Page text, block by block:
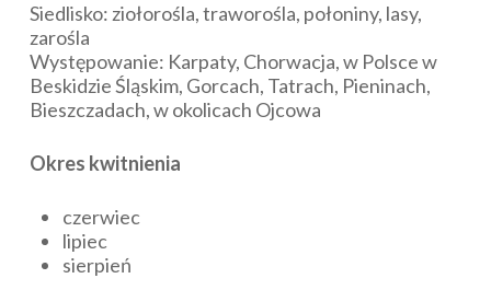
Siedlisko: ziołorośla, traworośla, połoniny, lasy,
zarośla
Występowanie: Karpaty, Chorwacja, w Polsce w
Beskidzie Śląskim, Gorcach, Tatrach, Pieninach,
Bieszczadach, w okolicach Ojcowa
Okres kwitnienia
czerwiec
lipiec
sierpień